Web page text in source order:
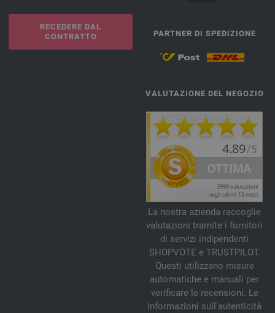
RECEDERE DAL
CONTRATTO
PARTNER DI SPEDIZIONE
VALUTAZIONE DEL NEGOZIO
La nostra azienda raccoglie
valutazioni tramite i fornitori
di servizi indipendenti
SHOPVOTE e TRUSTPILOT.
Questi utilizzano misure
automatiche e manuali per
verificare le recensioni. Le
informazioni sull'autenticità